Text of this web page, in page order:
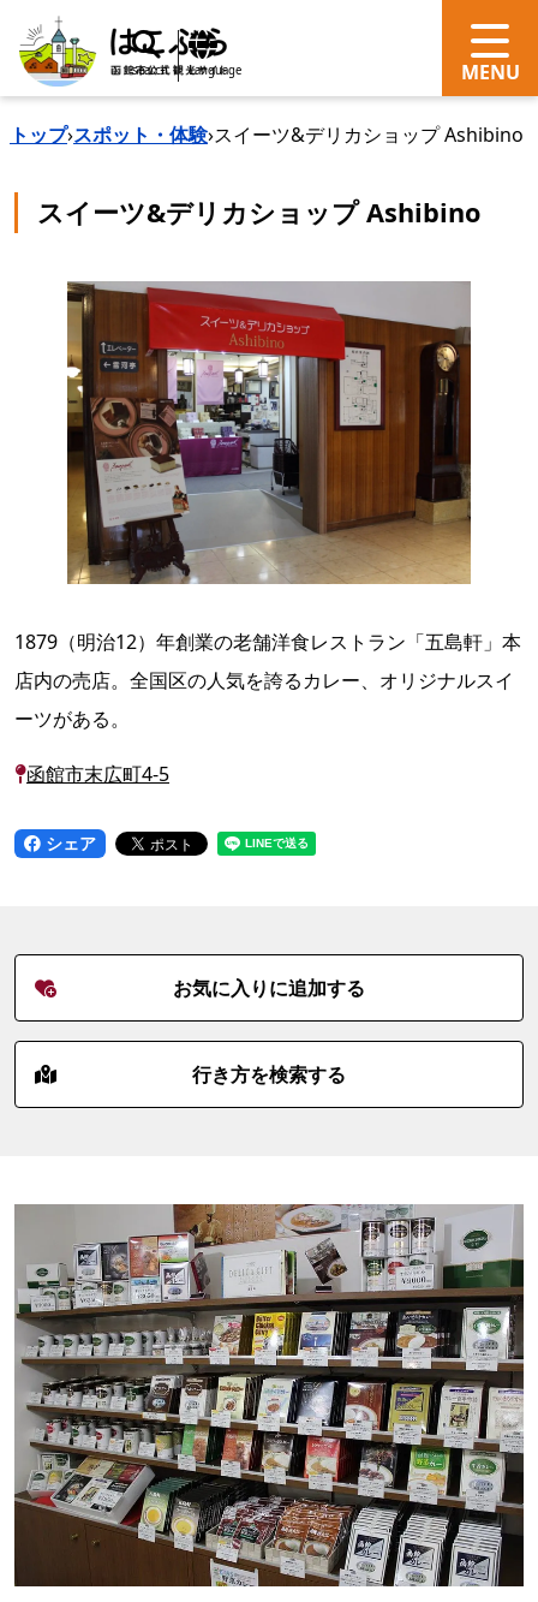
search Language
トップ›スポット・体験›スイーツ&デリカショップ Ashibino
スイーツ&デリカショップ Ashibino
1879（明治12）年創業の老舗洋食レストラン「五島軒」本
店内の売店。全国区の人気を誇るカレー、オリジナルスイ
ーツがある。
函館市末広町4-5
シェア
お気に入りに追加する
行き方を検索する